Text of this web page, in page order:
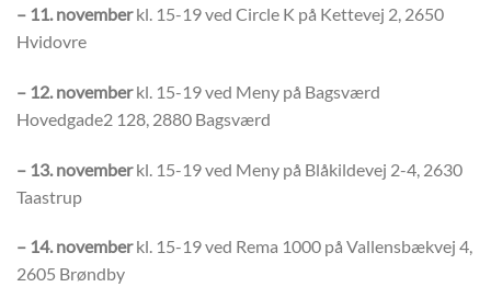
– 11. novemberkl. 15-19 ved Circle K på Kettevej 2, 2650
Hvidovre
– 12. novemberkl. 15-19 ved Meny på Bagsværd
Hovedgade2 128, 2880 Bagsværd
– 13. novemberkl. 15-19 ved Meny på Blåkildevej 2-4, 2630
Taastrup
– 14. novemberkl. 15-19 ved Rema 1000 på Vallensbækvej 4,
2605 Brøndby